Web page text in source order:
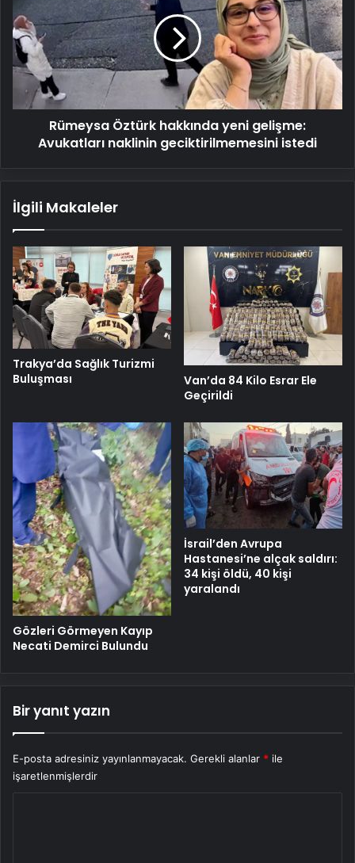
hakkında
yeni
gelişme:
Avukatları naklinin
geciktirilmemesini
istedi
Rümeysa Öztürk hakkında yeni gelişme:
Avukatları naklinin geciktirilmemesini istedi
İlgili Makaleler
Trakya’da Sağlık Turizmi
Buluşması
Van’da 84 Kilo Esrar Ele
Geçirildi
Gözleri Görmeyen Kayıp
Necati Demirci Bulundu
İsrail’den Avrupa
Hastanesi’ne alçak saldırı:
34 kişi öldü, 40 kişi
yaralandı
Bir yanıt yazın
E-posta adresiniz yayınlanmayacak. Gerekli alanlar * ile
işaretlenmişlerdir